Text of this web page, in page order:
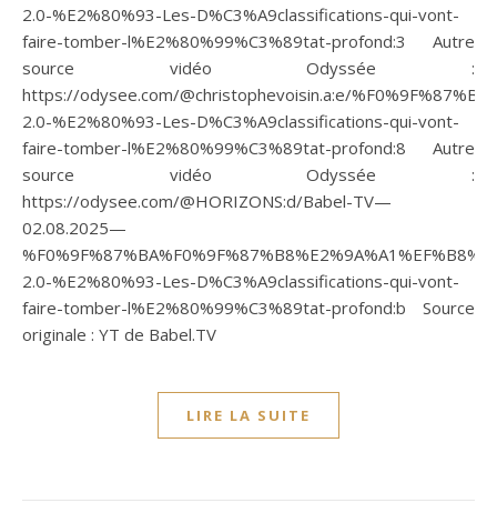
2.0-%E2%80%93-Les-D%C3%A9classifications-qui-vont-
faire-tomber-l%E2%80%99%C3%89tat-profond:3 Autre
source vidéo Odyssée :
https://odysee.com/@christophevoisin.a:e/
2.0-%E2%80%93-Les-D%C3%A9classifications-qui-vont-
faire-tomber-l%E2%80%99%C3%89tat-profond:8 Autre
source vidéo Odyssée :
https://odysee.com/@HORIZONS:d/Babel-TV—
02.08.2025—
2.0-%E2%80%93-Les-D%C3%A9classifications-qui-vont-
faire-tomber-l%E2%80%99%C3%89tat-profond:b Source
originale : YT de Babel.TV
LIRE LA SUITE